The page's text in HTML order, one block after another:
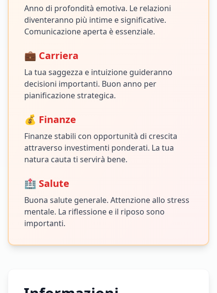
Anno di profondità emotiva. Le relazioni
diventeranno più intime e significative.
Comunicazione aperta è essenziale.
💼 Carriera
La tua saggezza e intuizione guideranno
decisioni importanti. Buon anno per
pianificazione strategica.
💰 Finanze
Finanze stabili con opportunità di crescita
attraverso investimenti ponderati. La tua
natura cauta ti servirà bene.
🏥 Salute
Buona salute generale. Attenzione allo stress
mentale. La riflessione e il riposo sono
importanti.